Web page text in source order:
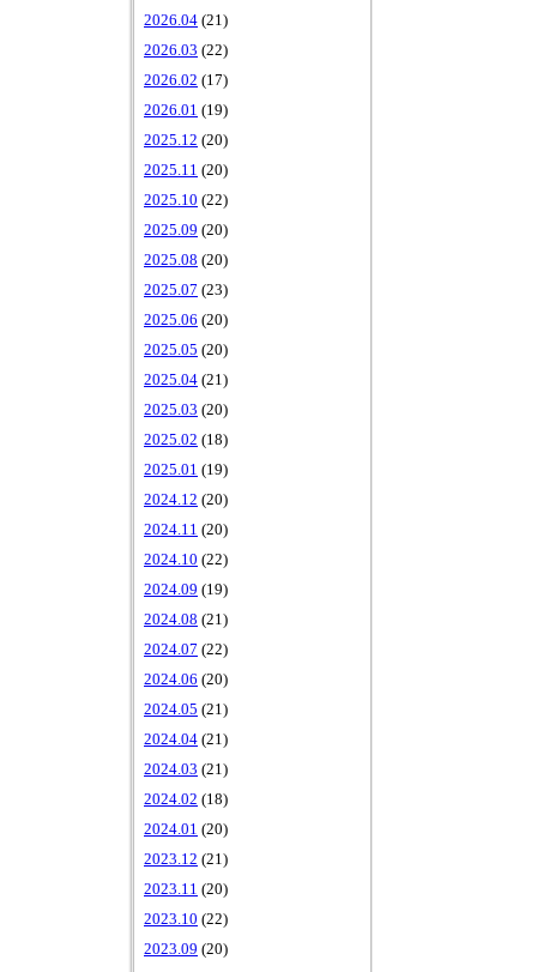
2026.04 (21)
2026.03 (22)
2026.02 (17)
2026.01 (19)
2025.12 (20)
2025.11 (20)
2025.10 (22)
2025.09 (20)
2025.08 (20)
2025.07 (23)
2025.06 (20)
2025.05 (20)
2025.04 (21)
2025.03 (20)
2025.02 (18)
2025.01 (19)
2024.12 (20)
2024.11 (20)
2024.10 (22)
2024.09 (19)
2024.08 (21)
2024.07 (22)
2024.06 (20)
2024.05 (21)
2024.04 (21)
2024.03 (21)
2024.02 (18)
2024.01 (20)
2023.12 (21)
2023.11 (20)
2023.10 (22)
2023.09 (20)